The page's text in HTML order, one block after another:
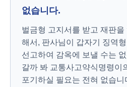
없습니다.
벌금형 고지서를 받고 재판
해서, 판사님이 갑자기 징역
선고하여 감옥에 보낼 수는
갈까 봐 교통사고약식명령이
포기하실 필요는 전혀 없습니